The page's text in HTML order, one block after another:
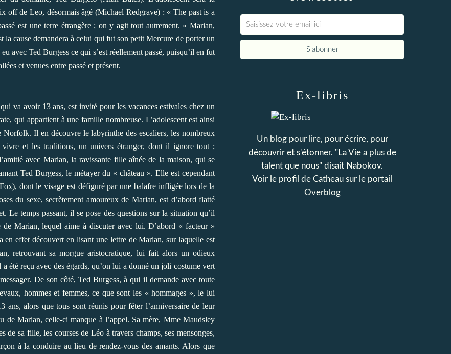
off de Leo, désormais âgé (Michael Redgrave) : « The past is a
est une terre étrangère ; on y agit tout autrement. » Marian,
la cause demandera à celui qui fut son petit Mercure de porter un
avec Ted Burgess ce qui s’est réellement passé, puisqu’il en fut
et venues entre passé et présent.
va avoir 13 ans, est invité pour les vacances estivales chez un
qui appartient à une famille nombreuse. L’adolescent est ainsi
Il en découvre le labyrinthe des escaliers, les nombreux
vivre et les traditions, un univers étranger, dont il ignore tout ;
avec Marian, la ravissante fille aînée de la maison, qui se
Ted Burgess, le métayer du « château ». Elle est cependant
dont le visage est défiguré par une balafre infligée lors de la
du sexe, secrètement amoureux de Marian, est d’abord flatté
Le temps passant, il se pose des questions sur la situation qu’il
Marian, lequel aime à discuter avec lui. D’abord « facteur »
effet découvert en lisant une lettre de Marian, sur laquelle est
retrouvant sa morgue aristocratique, lui fait alors un odieux
été reçu avec des égards, qu’on lui a donné un joli costume vert
De son côté, Ted Burgess, à qui il demande avec toute
hommes et femmes, ce que sont les « hommages », le lui
ans, alors que tous sont réunis pour fêter l’anniversaire de leur
de Marian, celle-ci manque à l’appel. Sa mère, Mme Maudsley
de sa fille, les courses de Léo à travers champs, ses mensonges,
à la conduire au lieu de rendez-vous des amants. Alors que
Ex-libris
Un blog pour lire, pour écrire, pour
découvrir et s'étonner. "La Vie a plus de
talent que nous" disait Nabokov.
Voir le profil de Catheau sur le portail
Overblog